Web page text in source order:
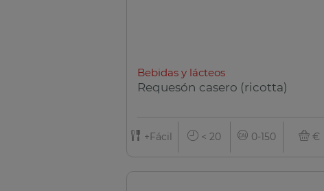
Bebidas y lácteos
Requesón casero (ricotta)
+Fácil < 20 0-150 €